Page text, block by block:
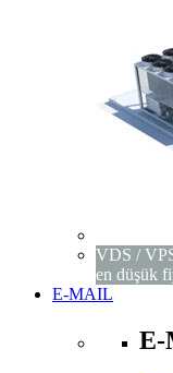
VDS /
en düşük
E-MAIL